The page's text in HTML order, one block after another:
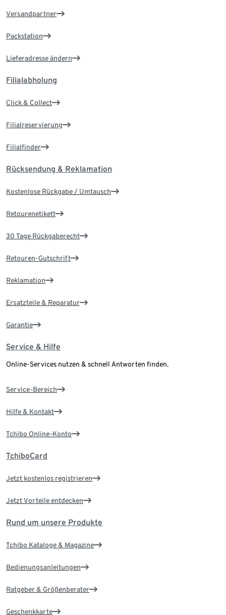
Versandpartner
Packstation
Lieferadresse ändern
Filialabholung
Click & Collect
Filialreservierung
Filialfinder
Rücksendung & Reklamation
Kostenlose Rückgabe / Umtausch
Retourenetikett
30 Tage Rückgaberecht
Retouren-Gutschrift
Reklamation
Ersatzteile & Reparatur
Garantie
Service & Hilfe
Online-Services nutzen & schnell Antworten finden.
Service-Bereich
Hilfe & Kontakt
Tchibo Online-Konto
TchiboCard
Jetzt kostenlos registrieren
Jetzt Vorteile entdecken
Rund um unsere Produkte
Tchibo Kataloge & Magazine
Bedienungsanleitungen
Ratgeber & Größenberater
Geschenkkarte